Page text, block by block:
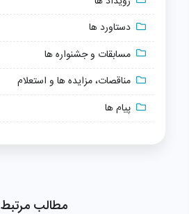
دستاورد ها
مسابقات و جشنواره ها
مناقصات، مزایده ها و استعلام
پیام ها
مطالب مرتبط